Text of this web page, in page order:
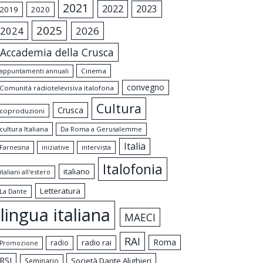
2019 2020 2021 2022 2023
2024 2025 2026
Accademia della Crusca
appuntamenti annuali
Cinema
Comunità radiotelevisiva italofona
convegno
coproduzioni Crusca Cultura
cultura Italiana Da Roma a Gerusalemme
Farnesina iniziative intervista Italia
italiani all'estero italiano Italofonia
La Dante Letteratura
lingua italiana MAECI
Promozione radio radio rai RAI
Roma
RSI
Seminario Società Dante Alighieri